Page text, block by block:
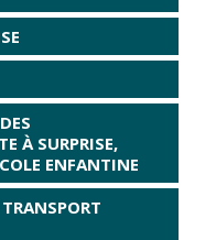
À SURPRISE,
ENFANTINE